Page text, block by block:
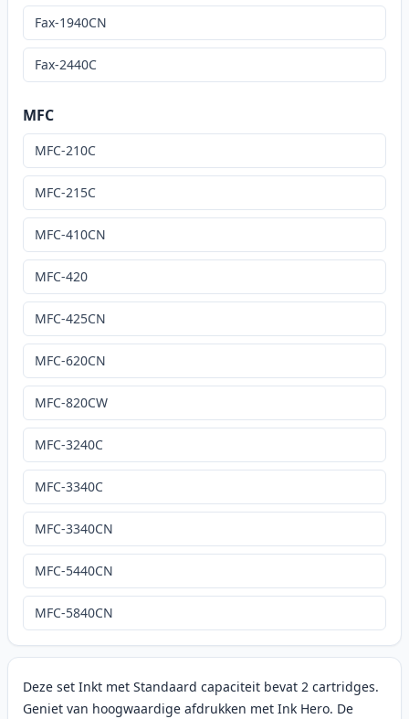
Deze set Inkt met Standaard capaciteit bevat 2 cartridges.
Geniet van hoogwaardige afdrukken met Ink Hero. De
Fax-1940CN
Fax-2440C
MFC
MFC-210C
MFC-215C
MFC-410CN
MFC-420
MFC-425CN
MFC-620CN
MFC-820CW
MFC-3240C
MFC-3340C
MFC-3340CN
MFC-5440CN
MFC-5840CN